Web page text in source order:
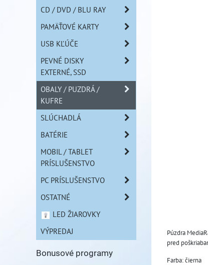
Púzdra
pred
Farba: čierna
CD / DVD / BLU RAY
PAMÄŤOVÉ KARTY
USB KĽÚČE
PEVNÉ DISKY
EXTERNÉ, SSD
OBALY / PUZDRÁ /
KUFRE
SLÚCHADLÁ
BATÉRIE
MOBIL / TABLET
PRÍSLUŠENSTVO
PC PRÍSLUŠENSTVO
OSTATNÉ
LED ŽIAROVKY
VÝPREDAJ
Bonusové programy